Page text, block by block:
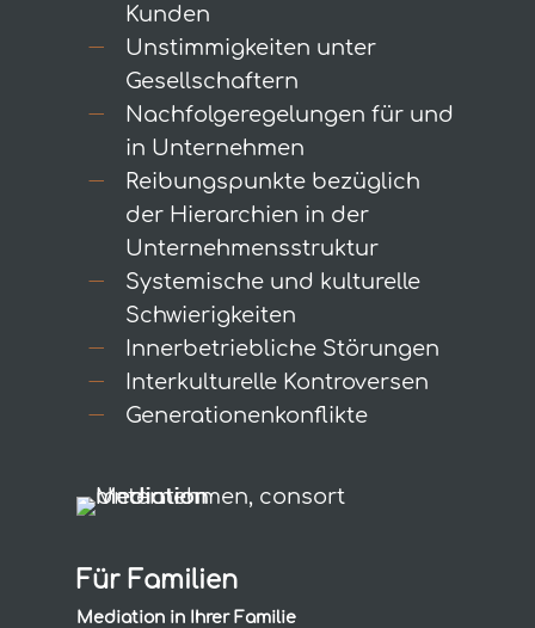
Kunden
Unstimmigkeiten unter
Gesellschaftern
Nachfolgeregelungen für und
in Unternehmen
Reibungspunkte bezüglich
der Hierarchien in der
Unternehmensstruktur
Systemische und kulturelle
Schwierigkeiten
Innerbetriebliche Störungen
Interkulturelle Kontroversen
Generationenkonflikte
Für Familien
Mediation in Ihrer Familie